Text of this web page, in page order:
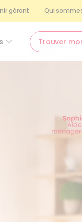
gérant Qui
Trouver